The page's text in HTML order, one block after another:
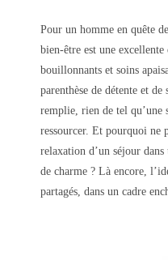
Pour un homme en quête
bien-être est une
bouillonnants et soins
parenthèse de détente et
remplie, rien de tel qu’une
ressourcer. Et pourquoi ne
relaxation d’un séjour
de charme ? Là encore,
partagés, dans un cadre